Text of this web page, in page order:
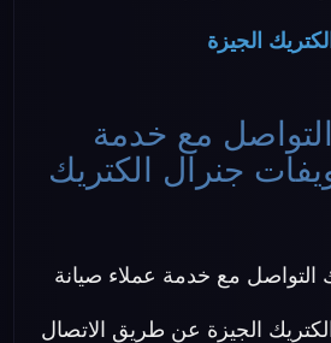
الجيزة
مع خدمة
جنرال الكتريك
التواصل مع خدمة عملاء صيانة
الجيزة عن طريق الاتصال